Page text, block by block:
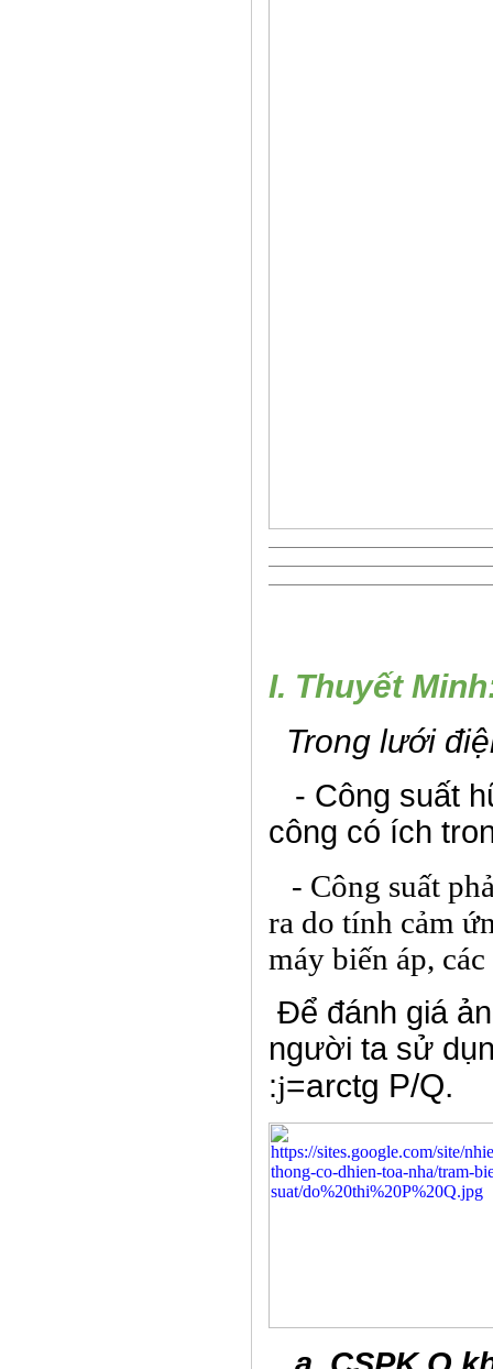
I. Thuyết
Trong lưới
- Công suất
công có ích
- Công suất
ra do tính cảm
máy biến áp,
Để đánh giá
người ta sử
:j=arctg P/Q.